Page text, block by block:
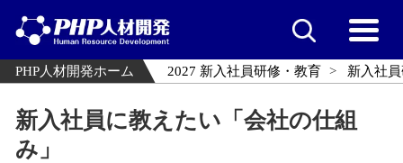
PHP人材開発ホーム 2027 新入社員研修・教育 新入社
新入社員に教えたい「会社の仕組
み」